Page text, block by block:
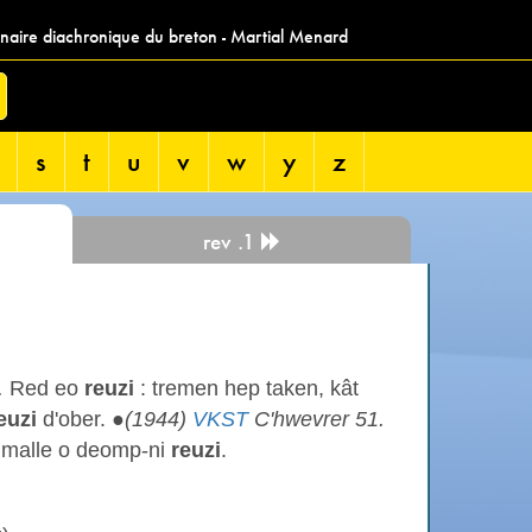
diachronique du breton - Martial Menard
s t u v w y z
rev .1
Red eo reuzi : tremen hep taken, kât
d'ober. ●(1944) VKSTC'hwevrer 51.
o deomp-ni reuzi.